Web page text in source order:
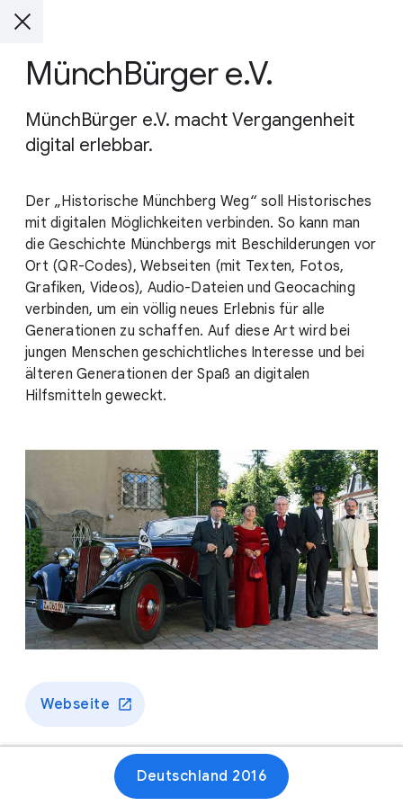
MünchBürger e.V.
MünchBürger e.V. macht Vergangenheit
digital erlebbar.
Der „Historische Münchberg Weg“ soll Historisches
mit digitalen Möglichkeiten verbinden. So kann man
die Geschichte Münchbergs mit Beschilderungen vor
Ort (QR-Codes), Webseiten (mit Texten, Fotos,
Grafiken, Videos), Audio-Dateien und Geocaching
verbinden, um ein völlig neues Erlebnis für alle
Generationen zu schaffen. Auf diese Art wird bei
jungen Menschen geschichtliches Interesse und bei
älteren Generationen der Spaß an digitalen
Hilfsmitteln geweckt.
Webseite
Deutschland 2016